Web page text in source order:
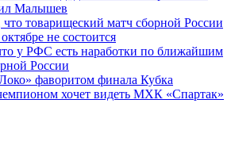
Малышев
товарищеский матч сборной России
не состоится
у РФС есть наработки по ближайшим
России
фаворитом финала Кубка
хочет видеть МХК «Спартак»